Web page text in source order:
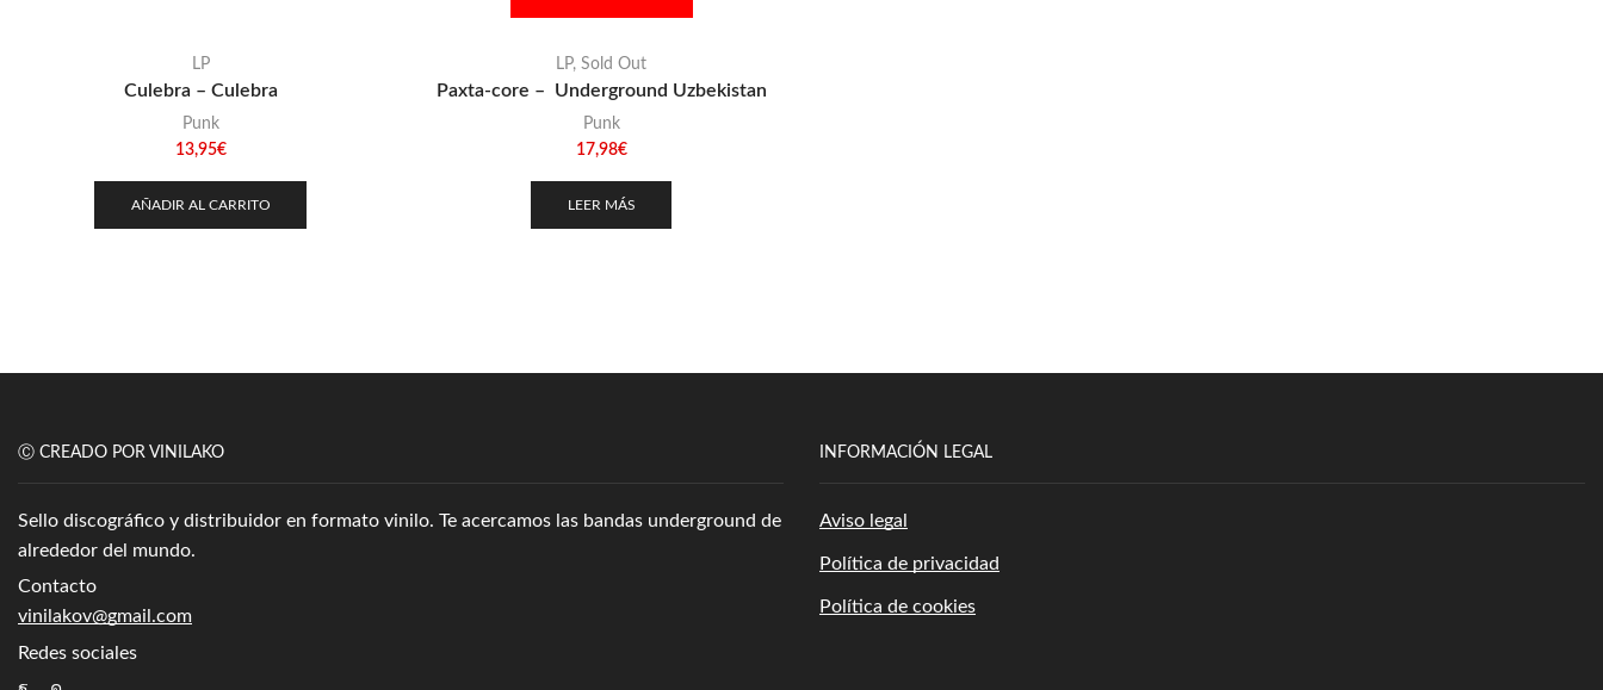
LP
Culebra – Culebra
Punk
13,95€
AÑADIR AL CARRITO
LP, Sold Out
Paxta-core – Underground Uzbekistan
Punk
17,98€
LEER MÁS
Ⓒ CREADO POR VINILAKO
Sello discográfico y distribuidor en formato vinilo. Te acercamos las bandas underground de
alrededor del mundo.
Contacto
vinilakov@gmail.com
Redes sociales
INFORMACIÓN LEGAL
Aviso legal
Política de privacidad
Política de cookies